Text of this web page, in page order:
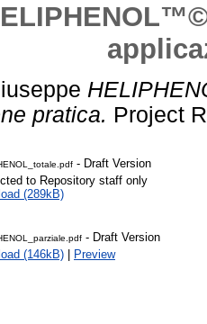
pratica. Project
- Draft Version
to Repository staff only
(289kB)
- Draft Version
(146kB) | Preview